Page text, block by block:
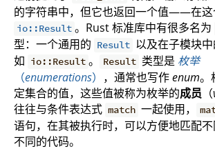
的字符串中，但它也返回一个值——在这
io::Result 。Rust 标准库中有很多名为
型：一个通用的 Result 以及在子模块
如 io::Result 。 Result 类型是 枚举
（enumerations） ，通常也写作enum。
定集合的值，这些值被称为枚举的成员 （
往往与条件表达式 match 一起使用，
语句，在其被执行时，可以方便地匹配
不同的代码。